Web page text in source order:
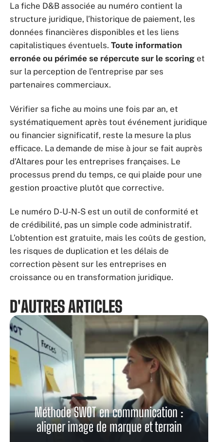
La fiche D&B associée au numéro contient la
structure juridique, l’historique de paiement, les
données financières disponibles et les liens
capitalistiques éventuels. Toute information
erronée ou périmée se répercute sur le scoring et
sur la perception de l’entreprise par ses
partenaires commerciaux.
Vérifier sa fiche au moins une fois par an, et
systématiquement après tout événement juridique
ou financier significatif, reste la mesure la plus
efficace. La demande de mise à jour se fait auprès
d’Altares pour les entreprises françaises. Le
processus prend du temps, ce qui plaide pour une
gestion proactive plutôt que corrective.
Le numéro D-U-N-S est un outil de conformité et
de crédibilité, pas un simple code administratif.
L’obtention est gratuite, mais les coûts de gestion,
les risques de duplication et les délais de
correction pèsent sur les entreprises en
croissance ou en transformation juridique.
D'AUTRES ARTICLES
Méthode SWOT en communication :
aligner image de marque et terrain